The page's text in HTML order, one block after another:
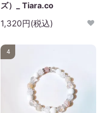
ズ）_ Tiara.co
1,320円(税込)
4